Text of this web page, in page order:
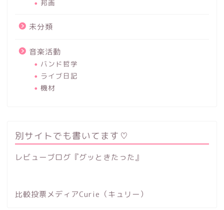
邦画
未分類
音楽活動
バンド哲学
ライブ日記
機材
別サイトでも書いてます♡
レビューブログ『グッときたった』
比較投票メディアCurie（キュリー）